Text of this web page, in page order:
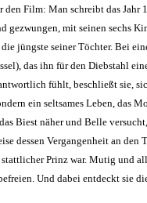
Film: Man schreibt das Jahr
mit seinen sechs
jüngste seiner Töchter. Bei
das ihn für den Diebstahl
fühlt, beschließt sie,
ein seltsames Leben, das
Biest näher und Belle
dessen Vergangenheit an den
Prinz war. Mutig und
Und dabei entdeckt sie